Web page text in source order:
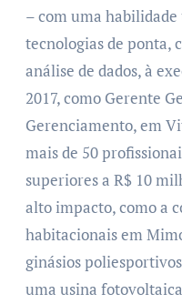
– com uma
tecnologias de ponta,
análise de dados, à
2017, como Gerente
Gerenciamento, em
mais de 50
superiores a R$ 10
alto impacto, como a
habitacionais em
ginásios
uma usina